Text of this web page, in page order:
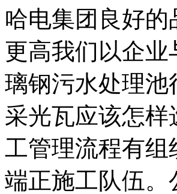
哈电集团良好
更高我们以企
璃钢污水处理
采光瓦应该怎
工管理流程有
端正施工队伍